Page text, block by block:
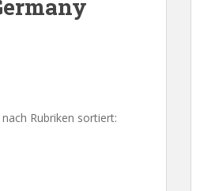
Rubriken sortiert: